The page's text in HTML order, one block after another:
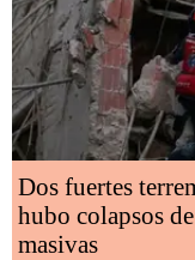
Dos fuertes
hubo colapsos
masivas